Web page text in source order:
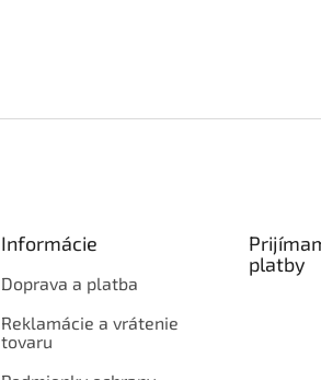
Informácie
Doprava a platba
Reklamácie a vrátenie
tovaru
platby